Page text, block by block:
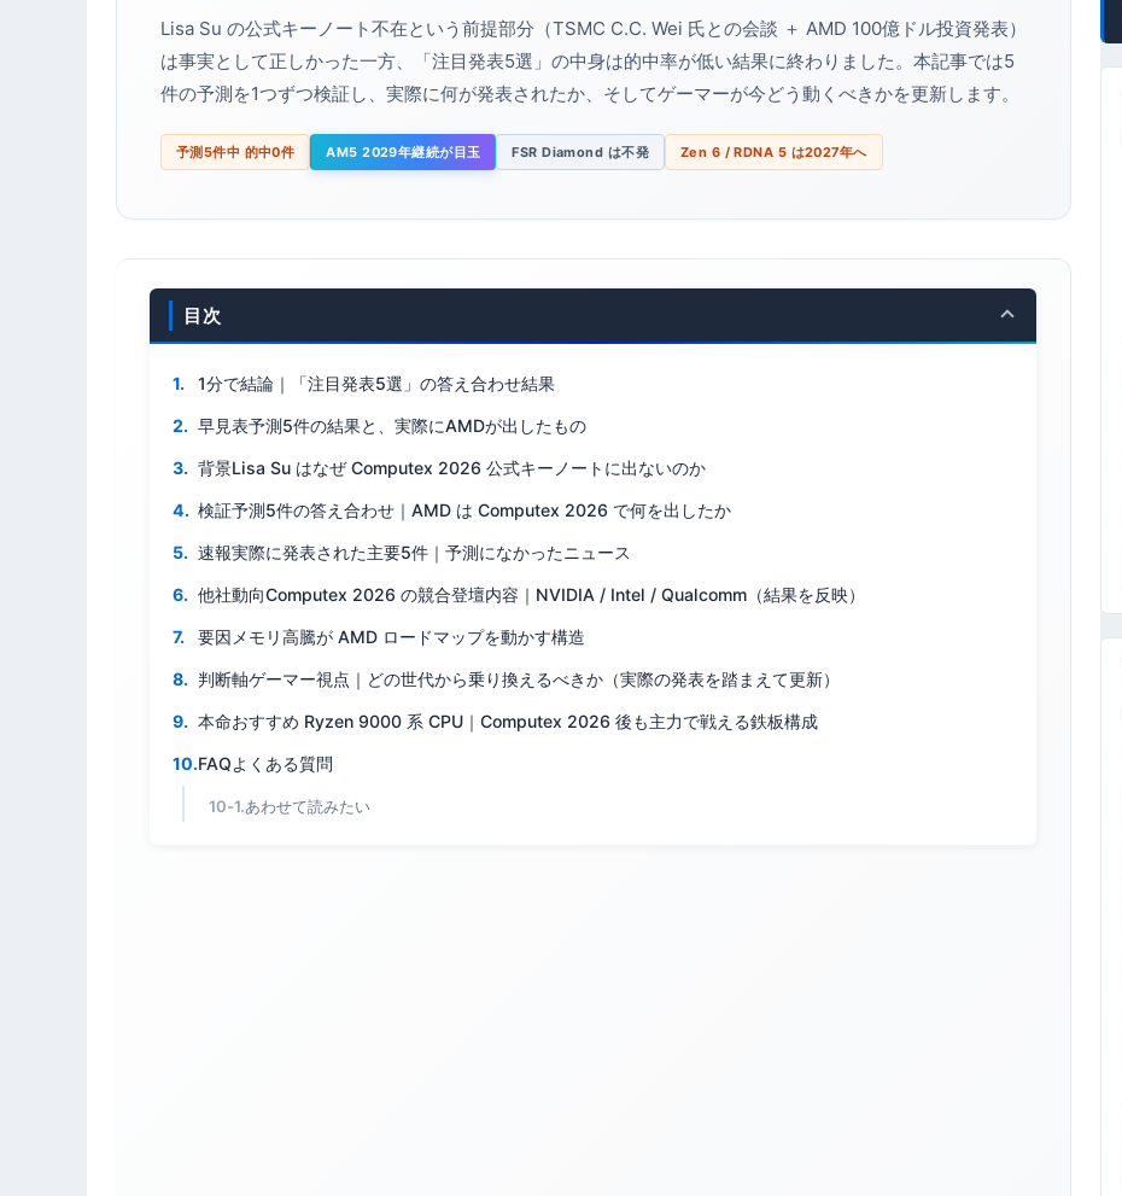
Lisa Su の公式キーノート不在という前提部分（TSMC C.C. Wei 氏との会談 ＋ AMD 100億ドル投資発表）
は事実として正しかった一方、「注目発表5選」の中身は的中率が低い結果に終わりました。本記事では5
件の予測を1つずつ検証し、実際に何が発表されたか、そしてゲーマーが今どう動くべきかを更新します。
予測5件中 的中0件 AM5 2029年継続が目玉 FSR Diamond は不発 Zen 6 / RDNA 5 は2027年へ
目次
1分で結論｜「注目発表5選」の答え合わせ結果
早見表予測5件の結果と、実際にAMDが出したもの
背景Lisa Su はなぜ Computex 2026 公式キーノートに出ないのか
検証予測5件の答え合わせ｜AMD は Computex 2026 で何を出したか
速報実際に発表された主要5件｜予測になかったニュース
他社動向Computex 2026 の競合登壇内容｜NVIDIA / Intel / Qualcomm（結果を反映）
要因メモリ高騰が AMD ロードマップを動かす構造
判断軸ゲーマー視点｜どの世代から乗り換えるべきか（実際の発表を踏まえて更新）
本命おすすめ Ryzen 9000 系 CPU｜Computex 2026 後も主力で戦える鉄板構成
FAQよくある質問
あわせて読みたい